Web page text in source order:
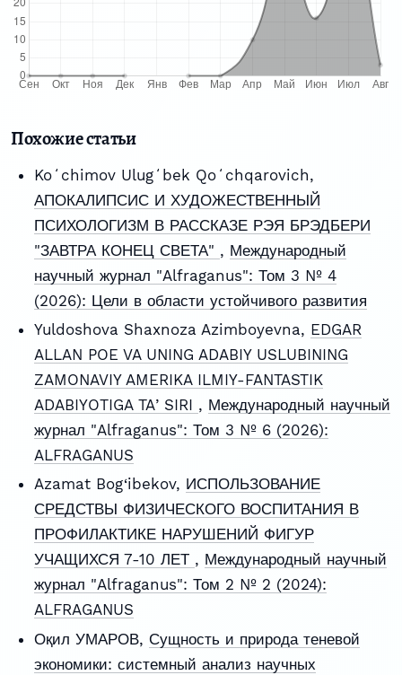
Похожие статьи
Koʻchimov Ulugʻbek Qoʻchqarovich,
АПОКАЛИПСИС И ХУДОЖЕСТВЕННЫЙ
ПСИХОЛОГИЗМ В РАССКАЗЕ РЭЯ БРЭДБЕРИ
"ЗАВТРА КОНЕЦ СВЕТА" , Международный
научный журнал "Alfraganus": Том 3 № 4
(2026): Цели в области устойчивого развития
Yuldoshova Shaxnoza Azimboyevna, EDGAR
ALLAN POE VA UNING ADABIY USLUBINING
ZAMONAVIY AMERIKA ILMIY-FANTASTIK
ADABIYOTIGA TAʼSIRI , Международный научный
журнал "Alfraganus": Том 3 № 6 (2026):
ALFRAGANUS
Azamat Bog‘ibekov, ИСПОЛЬЗОВАНИЕ
СРЕДСТВЫ ФИЗИЧЕСКОГО ВОСПИТАНИЯ В
ПРОФИЛАКТИКЕ НАРУШЕНИЙ ФИГУР
УЧАЩИХСЯ 7-10 ЛЕТ , Международный научный
журнал "Alfraganus": Том 2 № 2 (2024):
ALFRAGANUS
Оқил УМАРОВ, Сущность и природа теневой
экономики: системный анализ научных